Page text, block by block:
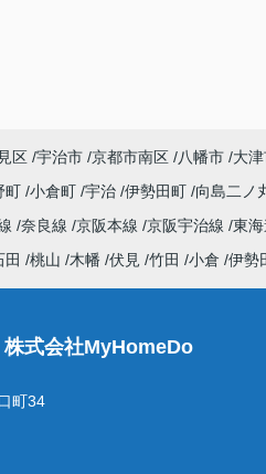
区 宇治市 京都市南区 八幡市 大
町 小倉町 宇治 伊勢田町 向島二ノ
奈良線 京阪本線 京阪宇治線 東
田 桃山 木幡 伏見 竹田 小倉 伊勢
式会社MyHomeDo
町34